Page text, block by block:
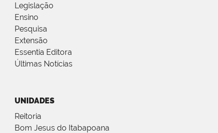
Legislação
Ensino
Pesquisa
Extensão
Essentia Editora
Últimas Notícias
UNIDADES
Reitoria
Bom Jesus do Itabapoana